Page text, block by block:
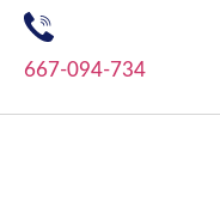
667-094-734